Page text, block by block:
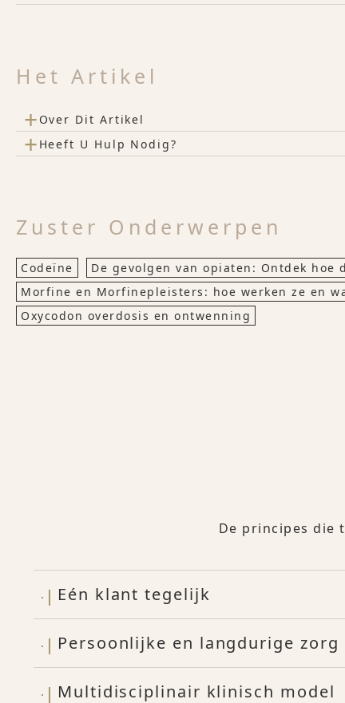
Het Artikel
+ Over Dit Artikel
+ Heeft U Hulp Nodig?
Zuster Onderwerpen
Codeïne De gevolgen van opiaten: Ontdek hoe
Morfine en Morfinepleisters: hoe werken ze en
Oxycodon overdosis en ontwenning
De principes die
Eén klant tegelijk
Persoonlijke en langdurige zorg
Multidisciplinair klinisch model